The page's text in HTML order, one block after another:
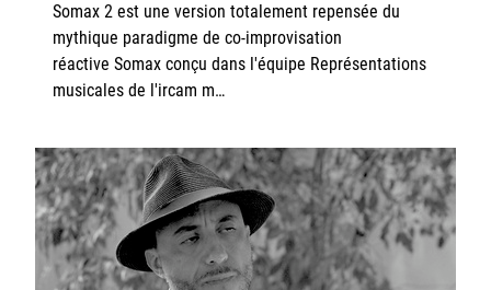
Somax 2 est une version totalement repensée du
mythique paradigme de co-improvisation
réactive Somax conçu dans l'équipe Représentations
musicales de l'ircam m…